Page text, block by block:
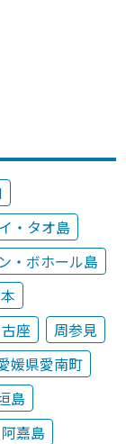
・タオ島
・ボホール島
古座
周参見
媛県愛南町
島
阿嘉島